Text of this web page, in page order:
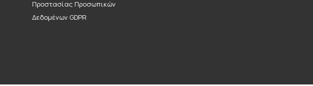
Προστασίας Προσωπικών
Δεδομένων GDPR